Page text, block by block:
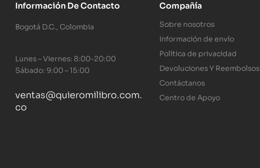
Información De Contacto
Bogotá D.C., Colombia
Lunes – Viernes: 8:00-20:00
Sábado: 9:00 – 15:00
ventas@quieromilibro.com.
co
Compañía
Sobre nosotros
Información de envío
Política de privacidad
Devoluciones Y Reembolsos
Contáctanos
Centro de Apoyo